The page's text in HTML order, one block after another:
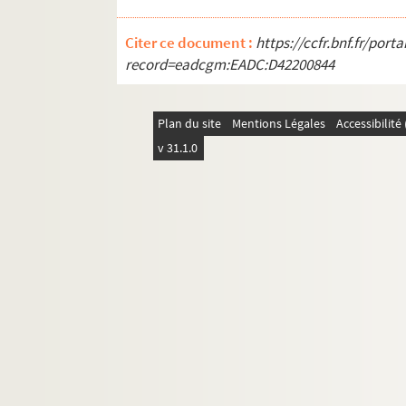
Citer ce document : https://ccfr.bnf.fr/
record=eadcgm:EADC:D42200844
Plan du site Mentions Légales
v 31.1.0